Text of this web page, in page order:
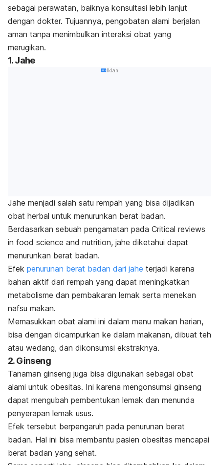
sebagai perawatan, baiknya konsultasi lebih lanjut
dengan dokter. Tujuannya, pengobatan alami berjalan
aman tanpa menimbulkan interaksi obat yang
merugikan.
1. Jahe
Iklan
Jahe menjadi salah satu rempah yang bisa dijadikan
obat herbal untuk menurunkan berat badan.
Berdasarkan sebuah pengamatan pada Critical reviews
in food science and nutrition, jahe diketahui dapat
menurunkan berat badan.
Efek penurunan berat badan dari jahe terjadi karena
bahan aktif dari rempah yang dapat meningkatkan
metabolisme dan pembakaran lemak serta menekan
nafsu makan.
Memasukkan obat alami ini dalam menu makan harian,
bisa dengan dicampurkan ke dalam makanan, dibuat teh
atau wedang, dan dikonsumsi ekstraknya.
2. Ginseng
Tanaman ginseng juga bisa digunakan sebagai obat
alami untuk obesitas. Ini karena mengonsumsi ginseng
dapat mengubah pembentukan lemak dan menunda
penyerapan lemak usus.
Efek tersebut berpengaruh pada penurunan berat
badan. Hal ini bisa membantu pasien obesitas mencapai
berat badan yang sehat.